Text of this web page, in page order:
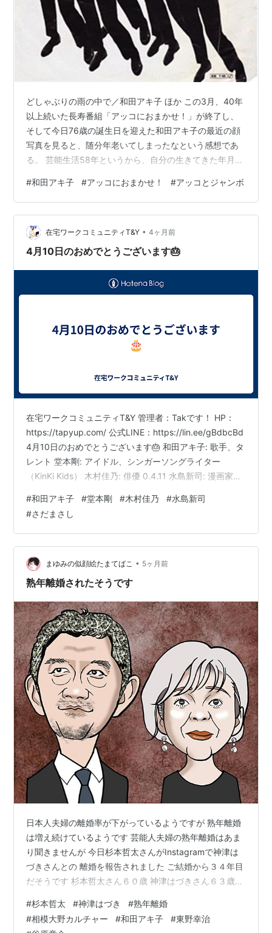
１８年９月に競売入札妨害容疑で逮捕
。別の詐欺
や恐喝事件とともに今年５月、大阪地裁で懲役３
年８月の
実刑判決を受け、現在控訴中。
調べでは、和田容疑者は１７年９月、破産申し
式の差し押さえを逃れようと計画。同年１１月、
株の名目上の所有者だった社長を金容疑者にすげ
替え、株も譲渡させて財産の隠匿を図った疑い。
また、和田容疑者は１８年２月、破産管財人に
申告せずに、知人の会社社長に融資していた貸付
金のうち約１億１０００万円を他人名義の口座に
振り込ませ、回収した疑い。
和田容疑者は整理回収機構に対し負債約２６０
億円を抱え、１８年１月に破産宣告を受けてい
806261141010-n1.htm
前科あり、「また」逮捕される
競売入札妨害、強制執行妨害という小難しい容
疑で２１日、大阪府警に元金融業の和田忠浩（７
５）ら４人が逮捕された。実はこの男、歌手の和
田アキ子（５６）の叔父で、それも前科があると
いうからビックリだ。
「忠浩は漫画『ミナミの帝王』のモデルになっ
た人物と捜査関係者の間でいわれています。元金
融業といっても、今も不動産業や金融業など１４
社を実質的に経営している。しかし、整理回収機
阪市中央区の事務所が競売に掛けられた。それを
安値で取り戻すため、知人に落札させ、自分の息
子に売却されたように装って競売を妨害したので
す」（捜査事情通）
忠浩は０２年にも、広島市の不動産会社に架空
の借金返済を要求し、恐喝未遂で逮捕されてい
る。現在は執行猶予期間中の身だから、今度こそ
実刑は免れそうもない。
「忠浩のガッチリした体つきと大きな声、コワ
モテぶりは、兄の長女、つまり姪のアキ子にそっ
くりです。そもそも『和田アキ子』という芸名
も、この叔父の姓から付けたもの。芸能界ではご
意見番の彼女も、『最大の後見人』とされた忠浩
には頭が上がらなかったといいます」（関係者）
う語っていた。「僕はもう『和田アキ子の叔父
さん』て言われるのが嫌なんよ。 昔、世話になっ
た人に挨拶一つでけん、自分の実の父親を捨てる
ような女の『叔父』と呼ばれることが敵わんの
りつけたというが、縁を切りたかったのは、むし
ろアキ子の方か。
どしゃぶりの雨の中で／和田アキ子 ほか この3月、40年
以上続いた長寿番組「アッコにおまかせ！」が終了し、
そして今日76歳の誕生日を迎えた和田アキ子の最近の顔
写真を見ると、随分年老いてしまったなという感想であ
る。 芸能生活58年というから、自分の生きてきた年月よ
当然のことなのだが、その姿を見るとまさにそのステー
ジの幕を閉じようという感じがする。 自分は和田アキ子
の番組も歌も、見ることも聴くことも多くないのだが、
子どもの頃は割とバラエティ番組に出演していて、並外
れた体型や男勝りな点をいじられて笑いをとっていたこ
#和田アキ子 #アッコにおまかせ！ #アッコとジャンボ
在宅ワークコミュニティT&Y • 4ヶ月前
4月10日のおめでとうございます🎂
在宅ワークコミュニティT&Y 管理者：Takです！ HP：
https://tapyup.com/ 公式LINE：https://lin.ee/gBdbcBd
4月10日のおめでとうございます🎂 和田アキ子: 歌手、タ
レント 堂本剛: アイドル、シンガーソングライター
（KinKi Kids） 木村佳乃: 俳優 0.4.11 水島新司: 漫画家
グライター デイジー・リドリー: 俳優（映画『スター・
ウォーズ』シリーズなど） エンジョイ・ポジティブ・パ
ッション！
#和田アキ子 #堂本剛 #木村佳乃 #水島新司
#さだまさし
まゆみの似顔絵たまてばこ • 5ヶ月前
熟年離婚されたそうです
日本人夫婦の離婚率が下がっているようですが 熟年離婚
は増え続けているようです 芸能人夫婦の熟年離婚はあま
り聞きませんが 今日杉本哲太さんがInstagramで神津は
づきさんとの 離婚を報告されました ご結婚から３４年目
だそうです 杉本哲太さん６０歳 神津はづきさん６３歳
因は明らかになってませんが 小さなすれ違いが溜まりに
溜まって 限界に達したということでしょうか お互いに自
#杉本哲太 #神津はづき #熟年離婚
#相模大野カルチャー #和田アキ子 #東野幸治